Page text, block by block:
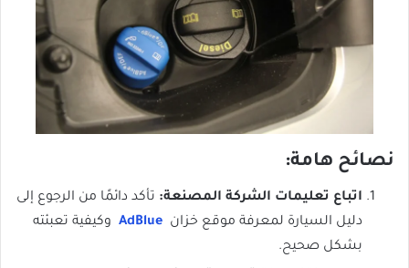
نصائح هامة:
اتباع تعليمات الشركة المصنعة: تأكد دائمًا من الرجوع إلى
دليل السيارة لمعرفة موقع خزان AdBlue وكيفية تعبئته
بشكل صحيح.